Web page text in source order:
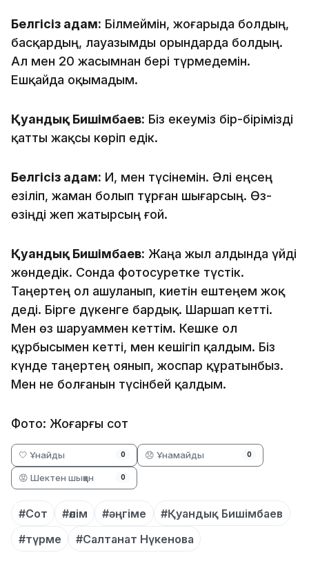
Белгісіз адам: Білмеймін, жоғарыда болдың,
басқардың, лауазымды орындарда болдың.
Ал мен 20 жасымнан бері түрмедемін.
Ешқайда оқымадым.
Қуандық Бишімбаев: Біз екеуміз бір-бірімізді
қатты жақсы көріп едік.
Белгісіз адам: Иә, мен түсінемін. Әлі еңсең
езіліп, жаман болып тұрған шығарсың. Өз-
өзіңді жеп жатырсың ғой.
Қуандық Бишімбаев: Жаңа жыл алдында үйді
жөндедік. Сонда фотосуретке түстік.
Таңертең ол ашуланып, киетін ештеңем жоқ
деді. Бірге дүкенге бардық. Шаршап кетті.
Мен өз шаруаммен кеттім. Кешке ол
құрбысымен кетті, мен кешігіп қалдым. Біз
күнде таңертең оянып, жоспар құратынбыз.
Мен не болғанын түсінбей қалдым.
Фото: Жоғарғы сот
🤍 Ұнайды 0 😞 Ұнамайды 0
😡 Шектен шыққан 0
#Сот #өлім #әңгіме
#Қуандық Бишімбаев
#түрме
#Салтанат Нүкенова